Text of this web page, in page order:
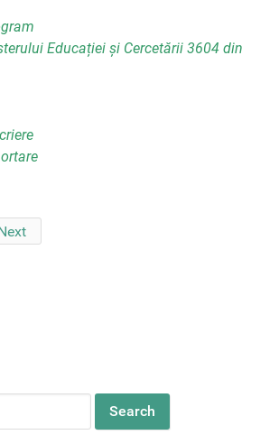
Educației și Cercetării 3604 din